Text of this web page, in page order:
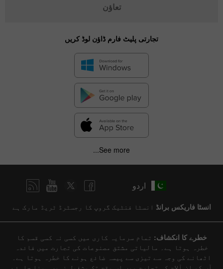
تعاؤن
تجارتی پلیٹ فارم ڈاؤن لوڈ کریں
See more...
اردو
انسٹا فاریکس برانڈ انسٹا فنٹیک گروپ کا رجسٹرڈ ٹریڈ مارک ہے
خطرے کا انکشاف: تمام سرمایہ کاری میں کسی نہ کسی قسم کا
خطرہ ہوتا ہے۔ مالیاتی مشتق مصنوعات کی تجارت میں فائدہ
اٹھانے کی وجہ سے تیزی سے پیسہ ضائع ہونے کا خطرہ ہوتا ہے۔
آپ کو ان آلات کی تجارت میں اس وقت تک مشغول نہیں ہونا چاہئے